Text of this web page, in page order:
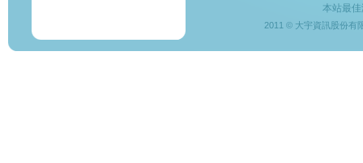
本站最
2011 © 大宇資訊股份有